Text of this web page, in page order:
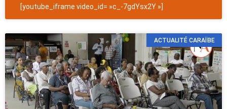
[youtube_iframe video_id= »c_-7gdYsx2Y »]
ACTUALITÉ CARAÏBE